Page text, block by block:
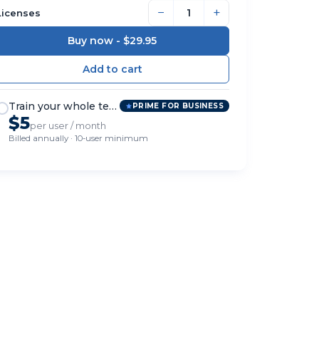
− +
Buy now - $29.95
Train your whole team PRIME FOR BUSINESS
$5per user / month
Billed annually · 10-user minimum